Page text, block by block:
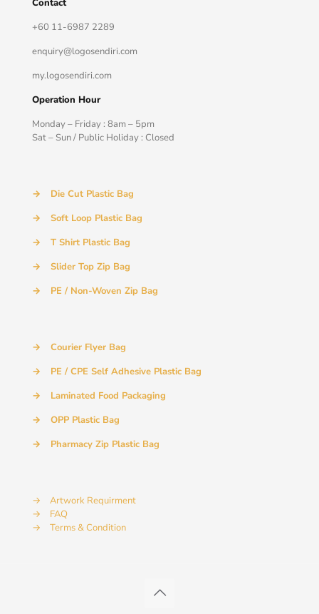
Contact
+60 11-6987 2289
enquiry@logosendiri.com
my.logosendiri.com
Operation Hour
Monday – Friday : 8am – 5pm
Sat – Sun / Public Holiday : Closed
→
Die Cut Plastic Bag
→
Soft Loop Plastic Bag
→
T Shirt Plastic Bag
→
Slider Top Zip Bag
→
PE / Non-Woven Zip Bag
→
Courier Flyer Bag
→
PE / CPE Self Adhesive Plastic Bag
→
Laminated Food Packaging
→
OPP Plastic Bag
→
Pharmacy Zip Plastic Bag
→
Artwork Requirment
→
FAQ
→
Terms & Condition